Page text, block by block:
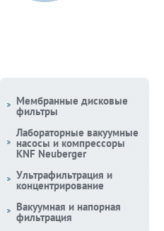
Мембранные дисковые
фильтры
Лабораторные вакуумные
насосы и компрессоры
KNF Neuberger
Ультрафильтрация и
концентрирование
Вакуумная и напорная
фильтрация